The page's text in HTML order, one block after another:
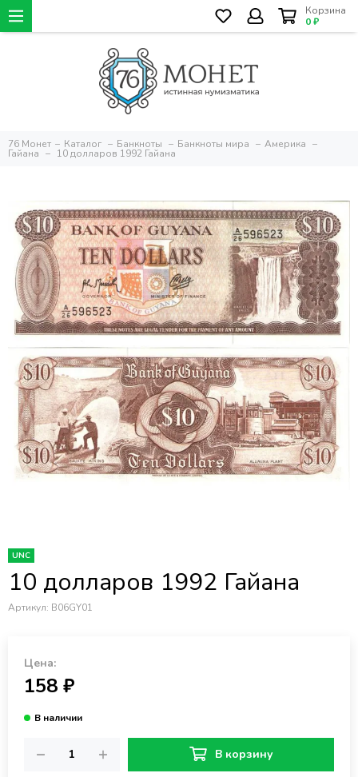
Корзина
0 ₽
76 Монет Каталог Банкноты Банкноты мира Америка
Гайана 10 долларов 1992 Гайана
UNC
10 долларов 1992 Гайана
Артикул: B06GY01
Цена:
158 ₽
В корзину